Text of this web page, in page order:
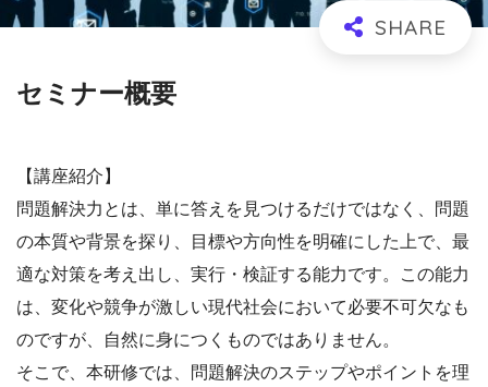
セミナー概要
【講座紹介】
問題解決力とは、単に答えを見つけるだけではなく、問題
の本質や背景を探り、目標や方向性を明確にした上で、最
適な対策を考え出し、実行・検証する能力です。この能力
は、変化や競争が激しい現代社会において必要不可欠なも
のですが、自然に身につくものではありません。
そこで、本研修では、問題解決のステップやポイントを理